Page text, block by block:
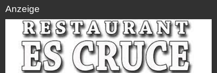
Anzeige